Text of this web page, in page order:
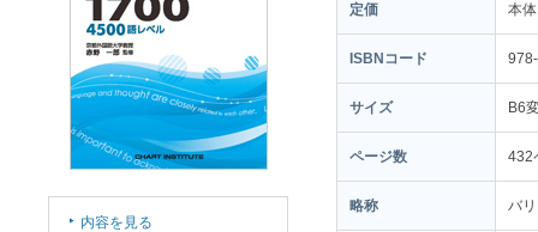
定価 本
ISBNコード
サイズ B6
ページ数 432
略称 バ
内容を見る